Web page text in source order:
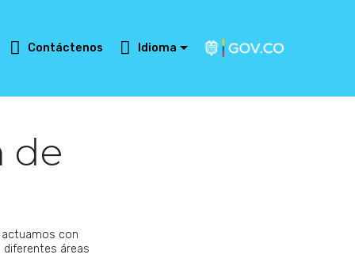
Contáctenos Idioma
de
actuamos con
áreas